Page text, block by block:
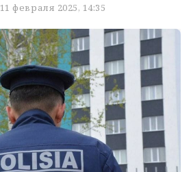
11 февраля 2025, 14:35